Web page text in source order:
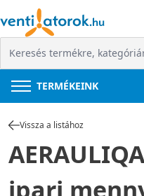
TERMÉKEINK
Vissza a listához